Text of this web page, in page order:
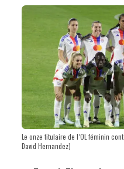
Le onze titulaire de l’OL féminin
David Hernandez)